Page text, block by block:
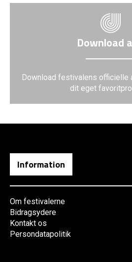
Download
Download festivalens
dit eget
Information
Om festivalerne
Bidragsydere
Kontakt os
Persondatapolitik